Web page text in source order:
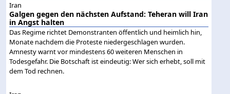
Iran
Galgen gegen den nächsten Aufstand: Teheran will Iran
in Angst halten
Das Regime richtet Demonstranten öffentlich und heimlich hin,
Monate nachdem die Proteste niedergeschlagen wurden.
Amnesty warnt vor mindestens 60 weiteren Menschen in
Todesgefahr. Die Botschaft ist eindeutig: Wer sich erhebt, soll mit
dem Tod rechnen.